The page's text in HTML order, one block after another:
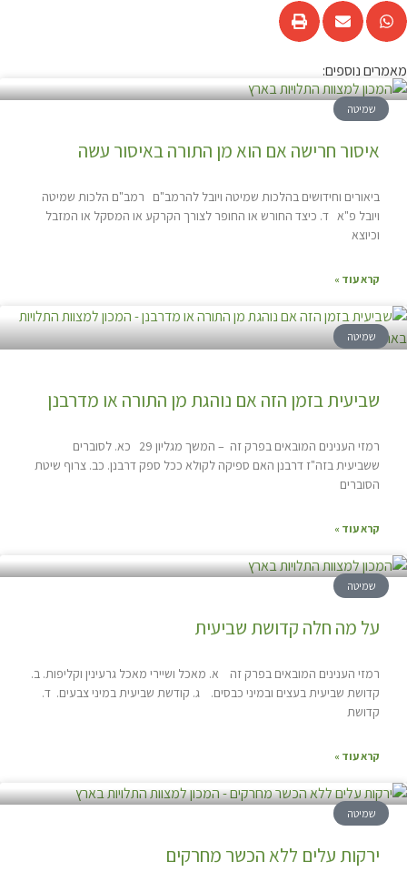
מאמרים נוספים:
שמיטה
איסור חרישה אם הוא מן התורה באיסור עשה
ביאורים וחידושים בהלכות שמיטה ויובל להרמב"ם רמב"ם הלכות שמיטה
ויובל פ"א ד. כיצד החורש או החופר לצורך הקרקע או המסקל או המזבל
וכיוצא
קרא עוד »
שמיטה
שביעית בזמן הזה אם נוהגת מן התורה או מדרבנן
רמזי הענינים המובאים בפרק זה – המשך מגליון 29 כא. לסוברים
ששביעית בזה"ז דרבנן האם ספיקה לקולא ככל ספק דרבנן. כב. צרוף שיטת
הסוברים
קרא עוד »
שמיטה
על מה חלה קדושת שביעית
רמזי הענינים המובאים בפרק זה א. מאכל ושיירי מאכל גרעינין וקליפות. ב.
קדושת שביעית בעצים ובמיני כבסים. ג. קודשת שביעית במיני צבעים. ד.
קדושת
קרא עוד »
שמיטה
ירקות עלים ללא הכשר מחרקים